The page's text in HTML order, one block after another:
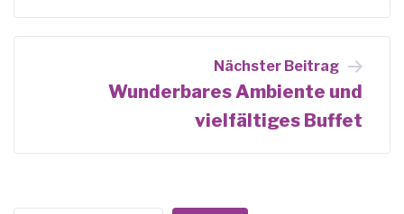
Nächster Beitrag
Wunderbares Ambiente und
vielfältiges Buffet